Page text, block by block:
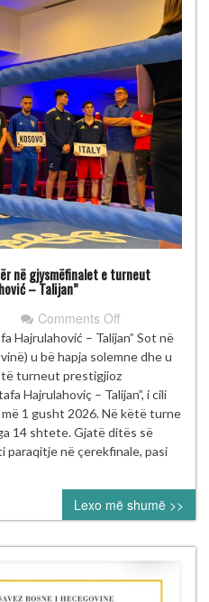
në gjysmëfinalet e turneut
– Talijan”
Comments Offon
Gjashtë
boksierë
të
Kosovës
nesër
në
gjysmëfinalet
turneut
ndërkombëtar
“Mustafa
Hajrulahović
Talijan”
Hajrulahović – Talijan” Sot në
u bë hapja solemne dhe u
të turneut prestigjioz
Hajrulahoviç – Talijan”, i cili
1 gusht 2026. Në këtë turne
14 shtete. Gjatë ditës së
paraqitje në çerekfinale, pasi
Lexo më shumë >>